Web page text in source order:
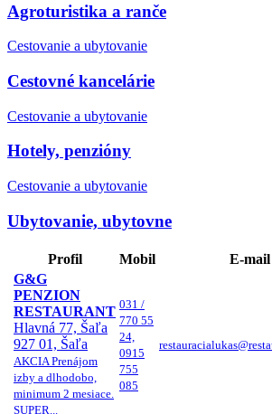
Agroturistika a ranče
Cestovanie a ubytovanie
Cestovné kancelárie
Cestovanie a ubytovanie
Hotely, penzióny
Cestovanie a ubytovanie
Ubytovanie, ubytovne
Profil Mobil E-mail
G&G
PENZION
RESTAURANT
Hlavná 77, Šaľa
927 01, Šaľa
AKCIA Prenájom
izby a dlhodobo,
minimum 2 mesiace.
SUPER...
031 /
770 55
24,
0915
755
085